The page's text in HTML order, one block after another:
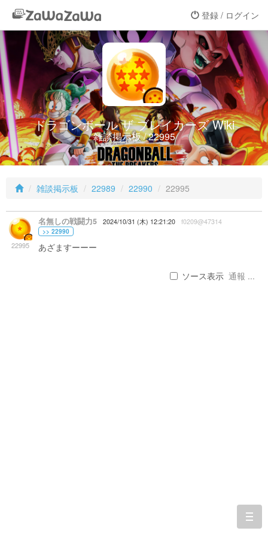
登録 / ログイン
ドラゴンボール ザ ブレイカーズ Wiki
雑談掲示板 / 22995
雑談掲示板 22989 22990 22995
22995
名無しの戦闘力5 2024/10/31 (木) 12:21:20 f0209@47314
>> 22990
あざますーーー
ソース表示 通報 ...